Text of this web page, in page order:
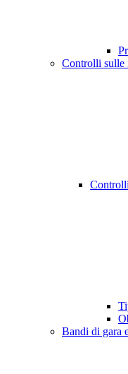
Controlli sulle
Bandi di gara